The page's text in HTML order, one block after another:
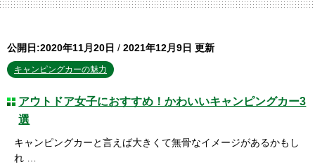
公開日:2020年11月20日 / 2021年12月9日 更新
キャンピングカーの魅力
アウトドア女子におすすめ！かわいいキャンピングカー3
選
キャンピングカーと言えば大きくて無骨なイメージがあるかもし
れ …